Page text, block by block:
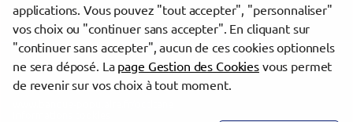
CASTELSARRASIN
evermaps ©
applications. Vous pouvez "tout accepter", "personnaliser"
vos choix ou "continuer sans accepter". En cliquant sur
"continuer sans accepter", aucun de ces cookies optionnels
ne sera déposé. La page Gestion des Cookiesvous permet
de revenir sur vos choix à tout moment.